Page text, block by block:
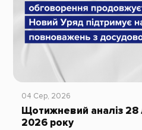
04 Сер, 2026
Щотижневий аналіз 28
2026 року